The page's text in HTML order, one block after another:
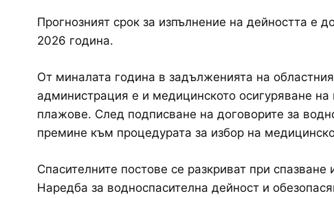
Прогнозният срок за изпълнение на дейността е
2026 година.
От миналата година в задълженията на
администрация е и медицинското осигуряване на
плажове. След подписване на договорите за
премине към процедурата за избор на
Спасителните постове се разкриват при спазване
Наредба за водноспасителна дейност и